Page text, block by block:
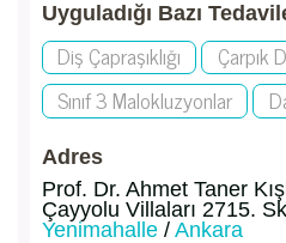
Uyguladığı Bazı
Diş Çapraşıklığı
Çarpık
Sınıf 3 Malokluzyonlar
Adres
Prof. Dr. Ahmet Taner
Çayyolu Villaları 2715.
Yenimahalle / Ankara